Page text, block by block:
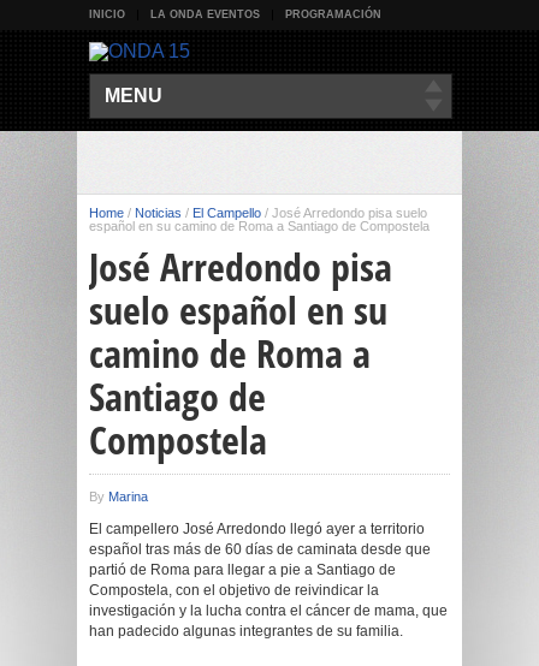
INICIO LA ONDA EVENTOS PROGRAMACIÓN
MENU
Home / Noticias / El Campello / José Arredondo pisa suelo
español en su camino de Roma a Santiago de Compostela
José Arredondo pisa
suelo español en su
camino de Roma a
Santiago de
Compostela
By Marina
El campellero José Arredondo llegó ayer a territorio
español tras más de 60 días de caminata desde que
partió de Roma para llegar a pie a Santiago de
Compostela, con el objetivo de reivindicar la
investigación y la lucha contra el cáncer de mama, que
han padecido algunas integrantes de su familia.